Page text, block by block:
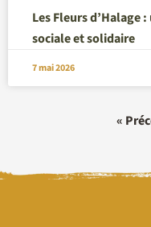
Les Fleurs
sociale et solidaire
7 mai 2026
«